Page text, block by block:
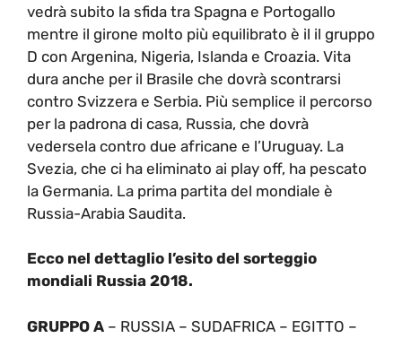
vedrà subito la sfida tra Spagna e Portogallo
mentre il girone molto più equilibrato è il il gruppo
D con Argenina, Nigeria, Islanda e Croazia. Vita
dura anche per il Brasile che dovrà scontrarsi
contro Svizzera e Serbia. Più semplice il percorso
per la padrona di casa, Russia, che dovrà
vedersela contro due africane e l’Uruguay. La
Svezia, che ci ha eliminato ai play off, ha pescato
la Germania. La prima partita del mondiale è
Russia-Arabia Saudita.
Ecco nel dettaglio l’esito del sorteggio
mondiali Russia 2018.
GRUPPO A – RUSSIA – SUDAFRICA – EGITTO –